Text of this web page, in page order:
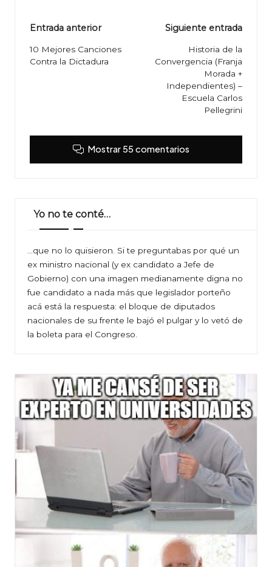
Navegación
de
entradas
Entrada anterior
10 Mejores Canciones
Contra la Dictadura
Siguiente entrada
Historia de la
Convergencia (Franja
Morada +
Independientes) –
Escuela Carlos
Pellegrini
Mostrar 55 comentarios
Yo no te conté…
…que no lo quisieron. Si te preguntabas por qué un
ex ministro nacional (y ex candidato a Jefe de
Gobierno) con una imagen medianamente digna no
fue candidato a nada más que legislador porteño
acá está la respuesta: el bloque de diputados
nacionales de su frente le bajó el pulgar y lo vetó de
la boleta para el Congreso.